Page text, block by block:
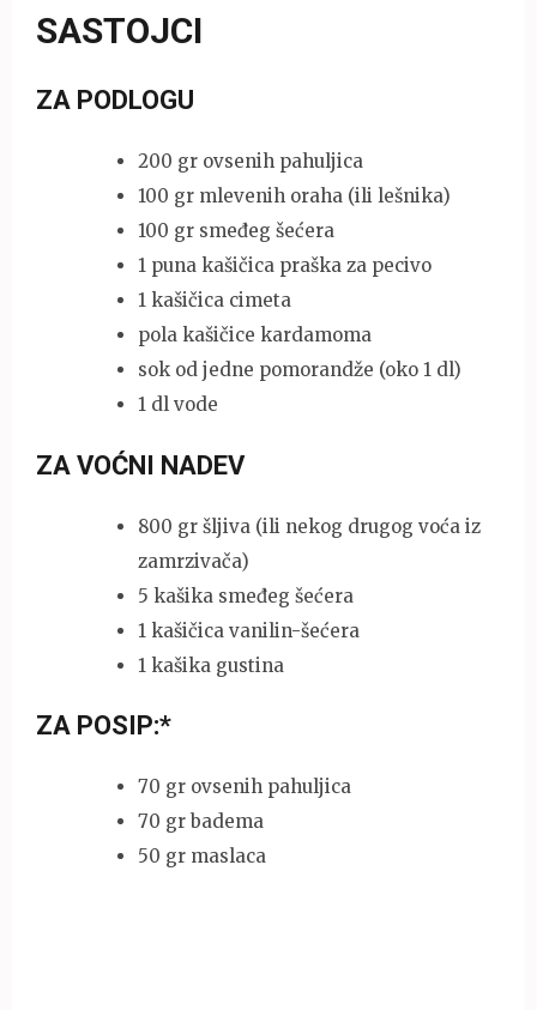
SASTOJCI
ZA PODLOGU
200 gr ovsenih pahuljica
100 gr mlevenih oraha (ili lešnika)
100 gr smeđeg šećera
1 puna kašičica praška za pecivo
1 kašičica cimeta
pola kašičice kardamoma
sok od jedne pomorandže (oko 1 dl)
1 dl vode
ZA VOĆNI NADEV
800 gr šljiva (ili nekog drugog voća iz
zamrzivača)
5 kašika smeđeg šećera
1 kašičica vanilin-šećera
1 kašika gustina
ZA POSIP:*
70 gr ovsenih pahuljica
70 gr badema
50 gr maslaca